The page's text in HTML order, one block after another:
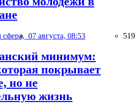
сфера, 07 августа, 08:53 519
минимум:
покрывает
но не
жизнь